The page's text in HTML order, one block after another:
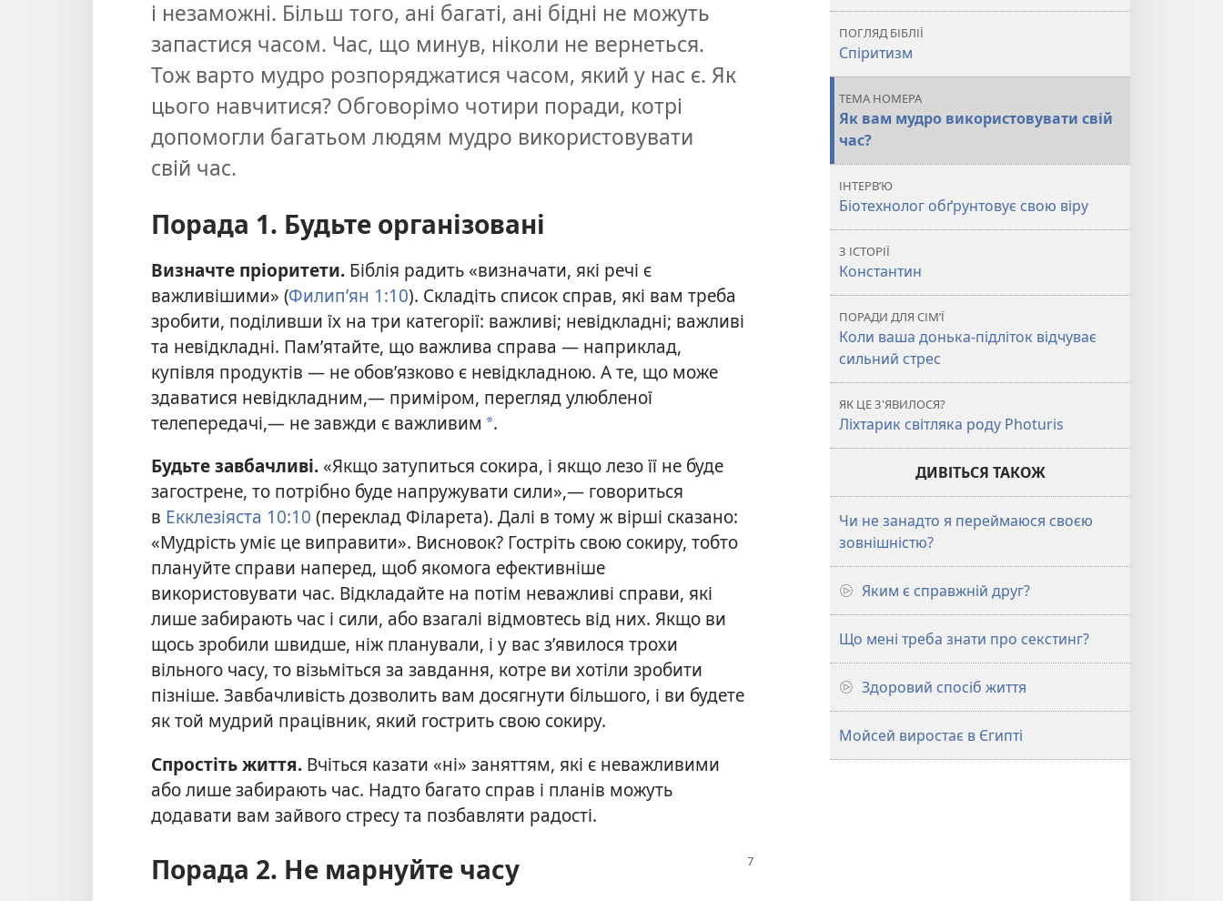
і незаможні. Більш того, ані багаті, ані бідні не можуть
запастися часом. Час, що минув, ніколи не вернеться.
Тож варто мудро розпоряджатися часом, який у нас є. Як
цього навчитися? Обговорімо чотири поради, котрі
допомогли багатьом людям мудро використовувати
свій час.
Порада 1. Будьте організовані
Визначте пріоритети. Біблія радить «визначати, які речі є
важливішими» (Филип’ян 1:10). Складіть список справ, які вам треба
зробити, поділивши їх на три категорії: важливі; невідкладні; важливі
та невідкладні. Пам’ятайте, що важлива справа — наприклад,
купівля продуктів — не обов’язково є невідкладною. А те, що може
здаватися невідкладним,— приміром, перегляд улюбленої
телепередачі,— не завжди є важливим *.
Будьте завбачливі. «Якщо затупиться сокира, і якщо лезо її не буде
загострене, то потрібно буде напружувати сили»,— говориться
в Екклезіяста 10:10 (переклад Філарета). Далі в тому ж вірші сказано:
«Мудрість уміє це виправити». Висновок? Гостріть свою сокиру, тобто
плануйте справи наперед, щоб якомога ефективніше
використовувати час. Відкладайте на потім неважливі справи, які
лише забирають час і сили, або взагалі відмовтесь від них. Якщо ви
щось зробили швидше, ніж планували, і у вас з’явилося трохи
вільного часу, то візьміться за завдання, котре ви хотіли зробити
пізніше. Завбачливість дозволить вам досягнути більшого, і ви будете
як той мудрий працівник, який гострить свою сокиру.
Спростіть життя. Вчіться казати «ні» заняттям, які є неважливими
або лише забирають час. Надто багато справ і планів можуть
додавати вам зайвого стресу та позбавляти радості.
Порада 2. Не марнуйте часу
ПОГЛЯД БІБЛІЇ
Спіритизм
ТЕМА НОМЕРА
Як вам мудро використовувати свій
час?
ІНТЕРВ’Ю
Біотехнолог обґрунтовує свою віру
З ІСТОРІЇ
Константин
ПОРАДИ ДЛЯ СІМ’Ї
Коли ваша донька-підліток відчуває
сильний стрес
ЯК ЦЕ З'ЯВИЛОСЯ?
Ліхтарик світляка роду Photuris
ДИВІТЬСЯ ТАКОЖ
Чи не занадто я переймаюся своєю
зовнішністю?
Яким є справжній друг?
Що мені треба знати про секстинг?
Здоровий спосіб життя
Мойсей виростає в Єгипті